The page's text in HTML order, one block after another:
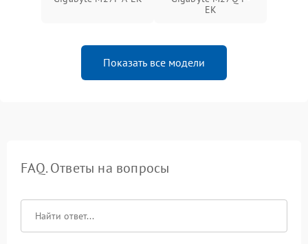
EK
Показать все модели
FAQ. Ответы на вопросы